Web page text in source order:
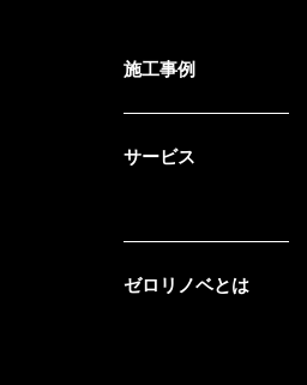
施工事例
サービス
ゼロリノベとは